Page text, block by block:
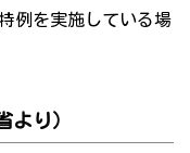
例を実施している場
より）